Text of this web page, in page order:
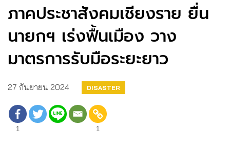
ภาคประชาสังคมเชียงราย ยื่น
นายกฯ เร่งฟื้นเมือง วาง
มาตรการรับมือระยะยาว
27 กันยายน 2024 DISASTER
1 1